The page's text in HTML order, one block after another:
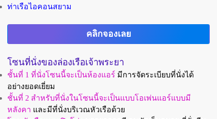
ท่าเรือไอคอนสยาม
คลิกจองเลย
โซนที่นั่งของล่องเรือเจ้าพระยา
ชั้นที่ 1 ที่นั่งโซนนี้จะเป็นห้องแอร์ มีการจัดระเบียบที่นั่งได้
อย่างยอดเยี่ยม
ชั้นที่ 2 สำหรับที่นั่งในโซนนี้จะเป็นแบบโอเพ่นแอร์แบบมี
หลังคา และมีที่นั่งบริเวณหัวเรือด้วย